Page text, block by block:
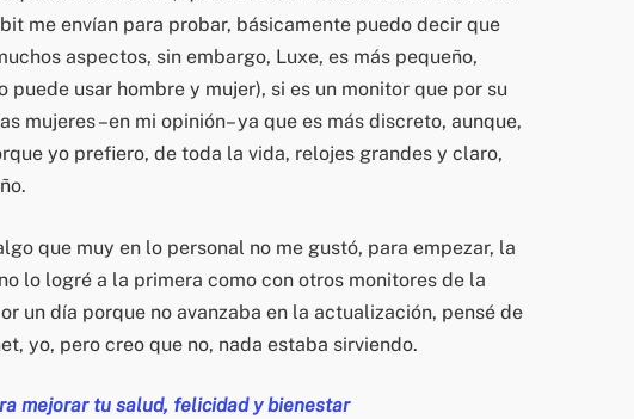
me envían para probar, básicamente puedo decir que
aspectos, sin embargo, Luxe, es más pequeño,
usar hombre y mujer), si es un monitor que por su
mujeres –en mi opinión– ya que es más discreto, aunque,
yo prefiero, de toda la vida, relojes grandes y claro,
que muy en lo personal no me gustó, para empezar, la
lo logré a la primera como con otros monitores de la
un día porque no avanzaba en la actualización, pensé de
yo, pero creo que no, nada estaba sirviendo.
mejorar tu salud, felicidad y bienestar